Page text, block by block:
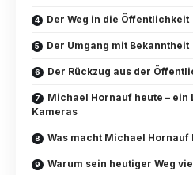
Der Weg in die Öffentlichkeit
Der Umgang mit Bekanntheit
Der Rückzug aus der
Michael Hornauf heute – ein
Kameras
Was macht Michael Hornauf
Warum sein heutiger Weg